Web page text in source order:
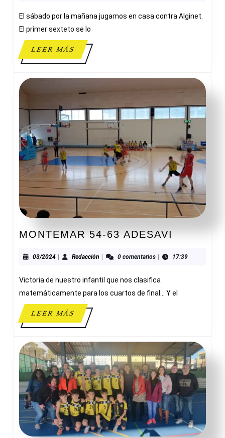
C.B.
El sábado por la mañana jugamos en casa contra Alginet.
El primer sexteto se lo
LEER MÁSLEER
MÁS
MONTEMAR 54-63 ADESAVI
63
03/202403/2024
| Redacción Redacción
| 0 comentarios | 17:39
Victoria de nuestro infantil que nos clasifica
matemáticamente para los cuartos de final… Y el
LEER MÁSLEER
MÁS